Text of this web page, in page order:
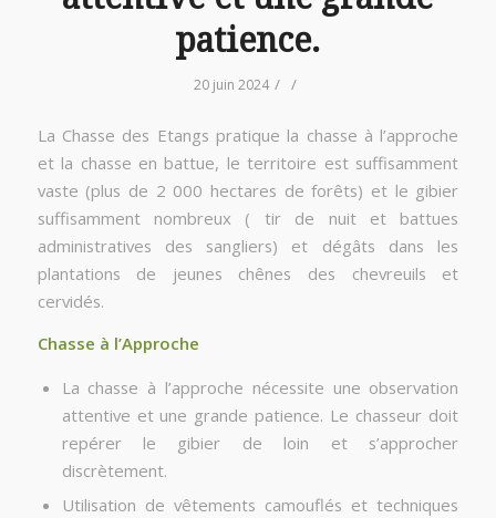
patience.
20 juin 2024 / /
La Chasse des Etangs pratique la chasse à l’approche
et la chasse en battue, le territoire est suffisamment
vaste (plus de 2 000 hectares de forêts) et le gibier
suffisamment nombreux ( tir de nuit et battues
administratives des sangliers) et dégâts dans les
plantations de jeunes chênes des chevreuils et
cervidés.
Chasse à l’Approche
La chasse à l’approche nécessite une observation
attentive et une grande patience. Le chasseur doit
repérer le gibier de loin et s’approcher
discrètement.
Utilisation de vêtements camouflés et techniques